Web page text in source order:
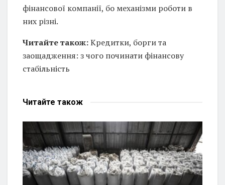
фінансової компанії, бо механізми роботи в
них різні.
Читайте також:Кредитки, борги та
заощадження: з чого починати фінансову
стабільність
Читайте також